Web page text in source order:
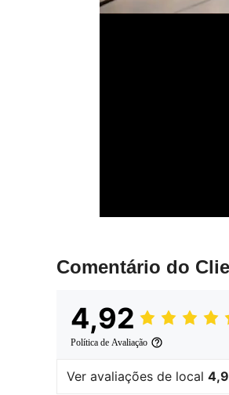
Comentário do
4,92
Política de Avaliação
Ver avaliações de local